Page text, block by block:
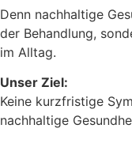
Denn nachhaltige
der Behandlung,
im Alltag.
Unser Ziel:
Keine kurzfristige
nachhaltige